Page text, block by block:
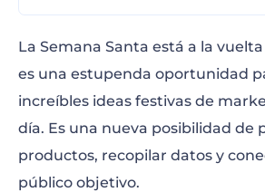
Prepare premios y juegos
Brille con los contenidos
Encuentre el juego perfecto
La Semana Santa está a la
es una estupenda oportunidad
increíbles ideas festivas de
día. Es una nueva posibilidad de
productos, recopilar datos y
público objetivo.